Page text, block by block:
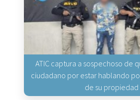
ATIC captura a sospechoso de
ciudadano por estar hablando
de su propiedad